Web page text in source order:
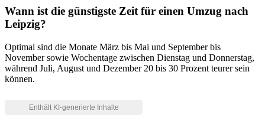
Wann ist die günstigste Zeit für einen Umzug nach
Leipzig?
Optimal sind die Monate März bis Mai und September bis
November sowie Wochentage zwischen Dienstag und Donnerstag,
während Juli, August und Dezember 20 bis 30 Prozent teurer sein
können.